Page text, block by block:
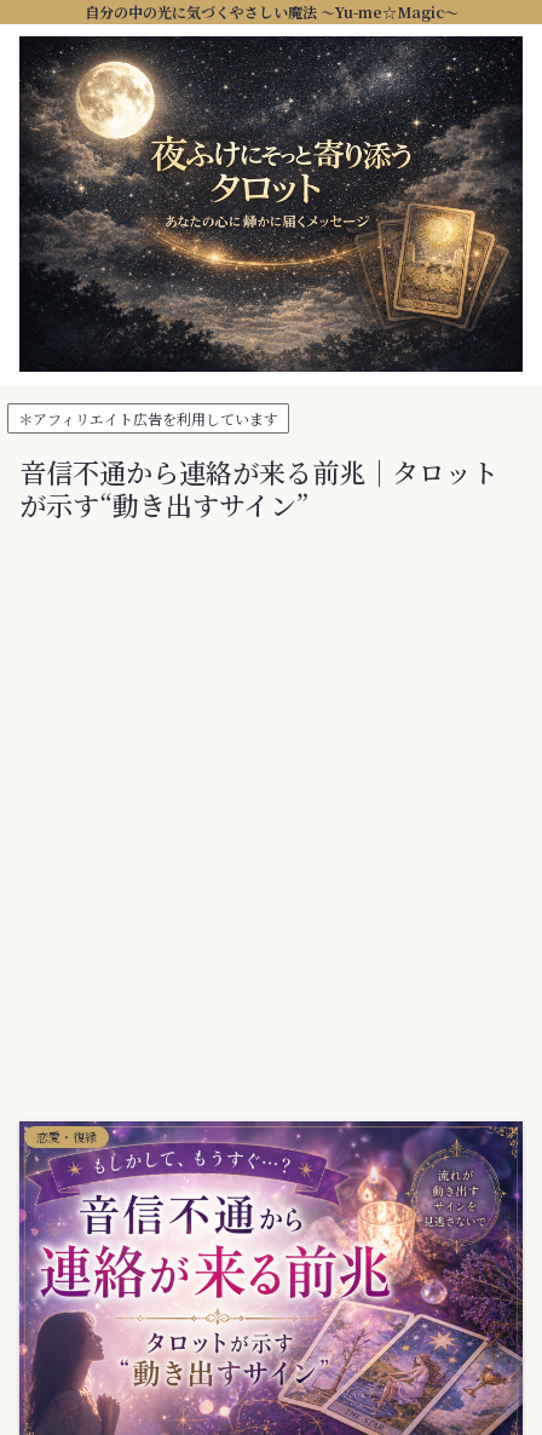
自分の中の光に気づくやさしい魔法 ～Yu-me☆Magic～
＊アフィリエイト広告を利用しています
音信不通から連絡が来る前兆｜タロット
が示す“動き出すサイン”
恋愛・復縁